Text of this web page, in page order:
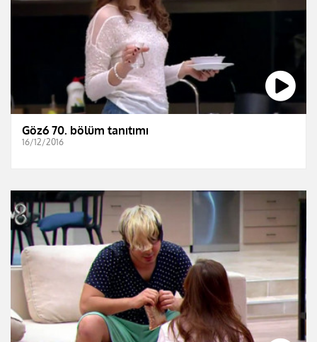
Göz6 70. bölüm tanıtımı
16/12/2016